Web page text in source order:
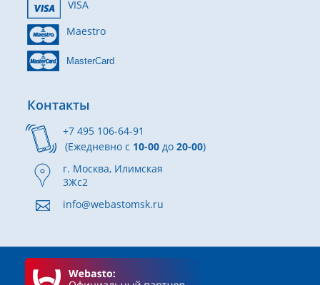
VISA
Maestro
MasterCard
Контакты
+7 495 106-64-91
(Ежедневно с 10-00 до 20-00)
г. Москва, Илимская
3Жс2
info@webastomsk.ru